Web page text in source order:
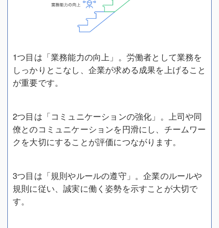
1つ目は「業務能力の向上」。労働者として業務を
しっかりとこなし、企業が求める成果を上げること
が重要です。
2つ目は「コミュニケーションの強化」。上司や同
僚とのコミュニケーションを円滑にし、チームワー
クを大切にすることが評価につながります。
3つ目は「規則やルールの遵守」。企業のルールや
規則に従い、誠実に働く姿勢を示すことが大切で
す。